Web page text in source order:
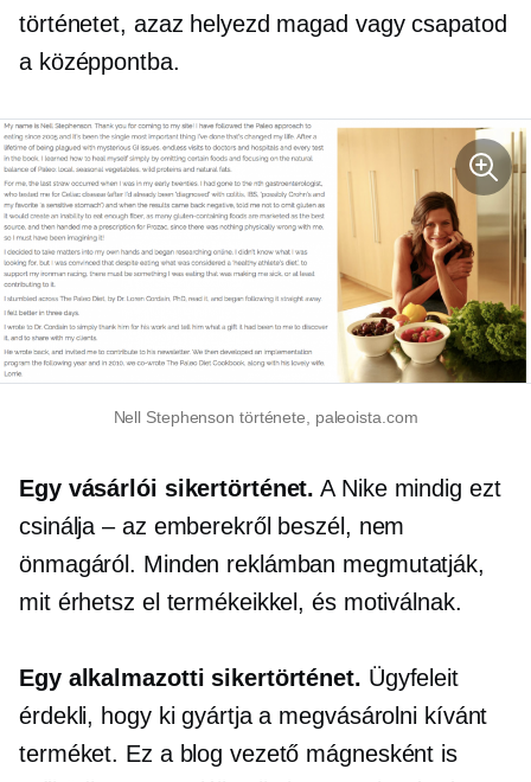
történetet, azaz helyezd magad vagy csapatod
a középpontba.
Nell Stephenson története, paleoista.com
Egy vásárlói sikertörténet. A Nike mindig ezt
csinálja – az emberekről beszél, nem
önmagáról. Minden reklámban megmutatják,
mit érhetsz el termékeikkel, és motiválnak.
Egy alkalmazotti sikertörténet. Ügyfeleit
érdekli, hogy ki gyártja a megvásárolni kívánt
terméket. Ez a blog vezető mágnesként is